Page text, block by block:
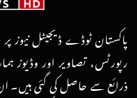
پاکستان ٹوڈے ڈیجیٹل نیوز
رپورٹس، تصاویر اور وڈیوز
ذرائع سے حاصل کی گئی ہیں۔